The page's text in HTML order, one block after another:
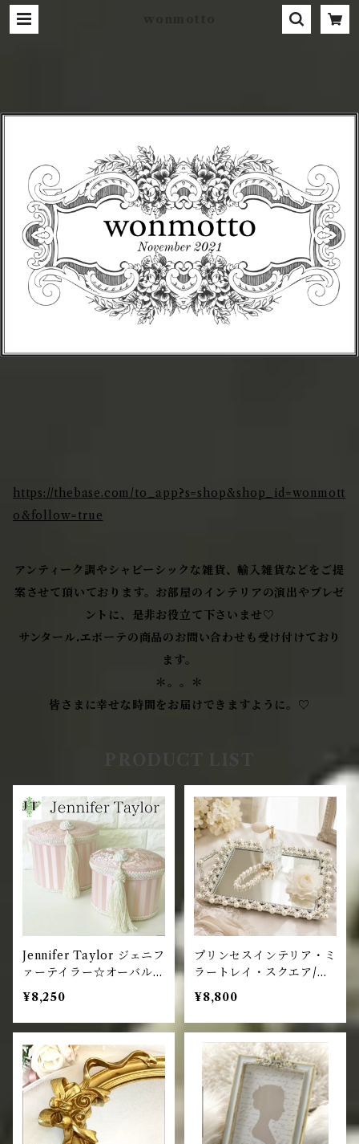
https://thebase.com/to_app?s=shop&shop_id=wonmott
o&follow=true
アンティーク調やシャビーシックな雑貨、輸入雑貨などをご提
案させて頂いております。お部屋のインテリアの演出やプレゼ
ントに、是非お役立て下さいませ♡
サンタール.エボーテの商品のお問い合わせも受け付けており
ます。
＊。。＊
皆さまに幸せな時間をお届けできますように。♡
Jennifer Taylor ジェニフ
ァーテイラー☆オーバルボ
ックス 2個セット・タッセ
ル / PK ピンク
¥8,250
プリンセスインテリア・ミ
ラートレイ・スクエア/パ
ール ミラートレー
¥8,800